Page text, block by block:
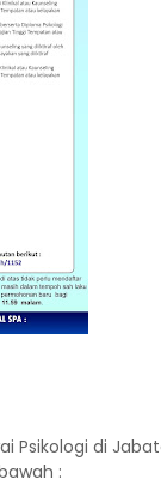
Psikologi di
: